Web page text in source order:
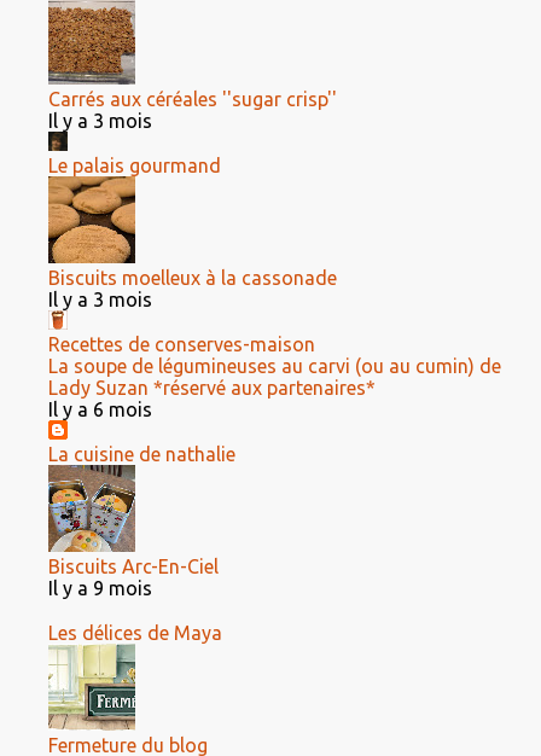
Carrés aux céréales ''sugar crisp''
Il y a 3 mois
Le palais gourmand
Biscuits moelleux à la cassonade
Il y a 3 mois
Recettes de conserves-maison
La soupe de légumineuses au carvi (ou au cumin) de
Lady Suzan *réservé aux partenaires*
Il y a 6 mois
La cuisine de nathalie
Biscuits Arc-En-Ciel
Il y a 9 mois
Les délices de Maya
Fermeture du blog